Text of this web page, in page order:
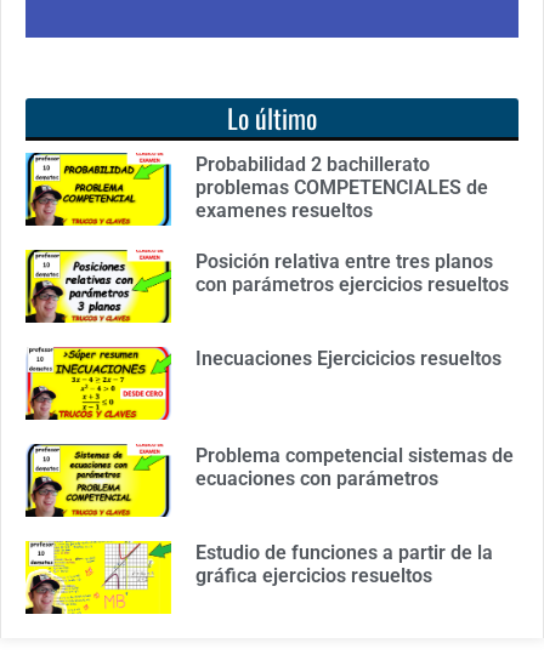
Lo último
Probabilidad 2 bachillerato
problemas COMPETENCIALES de
examenes resueltos
Posición relativa entre tres planos
con parámetros ejercicios resueltos
Inecuaciones Ejercicicios resueltos
Problema competencial sistemas de
ecuaciones con parámetros
Estudio de funciones a partir de la
gráfica ejercicios resueltos